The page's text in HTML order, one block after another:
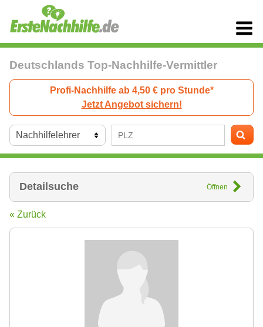
Deutschlands Top-Nachhilfe-Vermittler
Profi-Nachhilfe ab 4,50 € pro Stunde*
Jetzt Angebot sichern!
Detailsuche Öffnen
« Zurück